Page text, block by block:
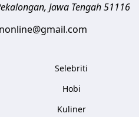
, Jawa Tengah51116
Selebriti
Hobi
Kuliner